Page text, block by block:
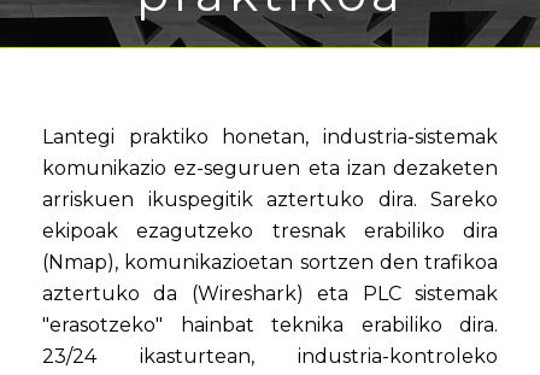
Lantegi praktiko honetan, industria-sistemak
komunikazio ez-seguruen eta izan dezaketen
arriskuen ikuspegitik aztertuko dira. Sareko
ekipoak ezagutzeko tresnak erabiliko dira
(Nmap), komunikazioetan sortzen den trafikoa
aztertuko da (Wireshark) eta PLC sistemak
"erasotzeko" hainbat teknika erabiliko dira.
23/24 ikasturtean, industria-kontroleko